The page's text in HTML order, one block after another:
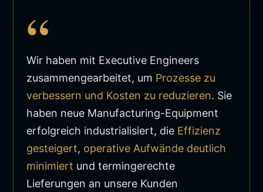
“
Wir haben mit Executive Engineers
zusammengearbeitet, um Prozesse zu
verbessern und Kosten zu reduzieren. Sie
haben neue Manufacturing-Equipment
erfolgreich industrialisiert, die Effizienz
gesteigert, operative Aufwände deutlich
minimiert und termingerechte
Lieferungen an unsere Kunden